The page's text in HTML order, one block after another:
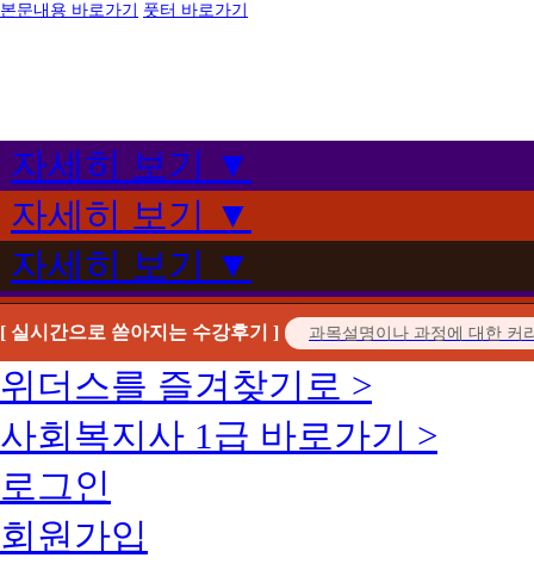
본문내용 바로가기 풋터 바로가기
자세히 보기 ▼
자세히 보기 ▼
자세히 보기 ▼
[ 실시간으로 쏟아지는 수강후기 ]
위더스를 즐겨찾기로 >
사회복지사 1급 바로가기 >
로그인
회원가입